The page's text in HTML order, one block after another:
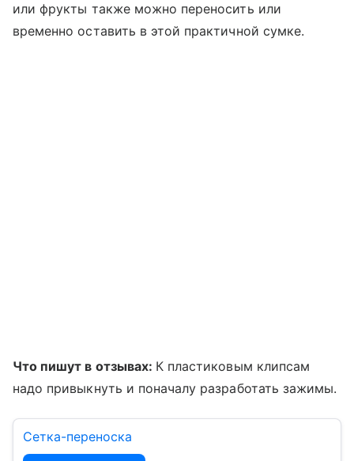
или фрукты также можно переносить или
временно оставить в этой практичной сумке.
Что пишут в отзывах: К пластиковым клипсам
надо привыкнуть и поначалу разработать зажимы.
Сетка-переноска